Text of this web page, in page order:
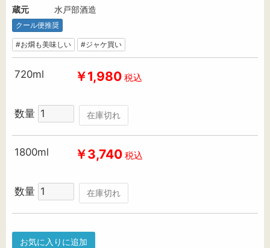
蔵元
水戸部酒造
クール便推奨
#お燗も美味しい #ジャケ買い
720ml ￥1,980 税込
数量 在庫切れ
1800ml ￥3,740 税込
数量 在庫切れ
お気に入りに追加